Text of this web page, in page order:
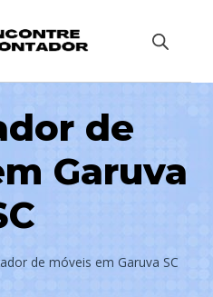
de
Garuva
de móveis em Garuva SC